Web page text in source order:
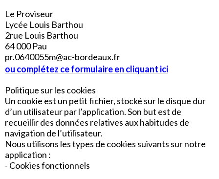
Le Proviseur
Lycée Louis Barthou
2rue Louis Barthou
64 000 Pau
pr.0640055m@ac-bordeaux.fr
ou complétez ce formulaire en cliquant ici
Politique sur les cookies
Un cookie est un petit fichier, stocké sur le disque dur
d’un utilisateur par l’application. Son but est de
recueillir des données relatives aux habitudes de
navigation de l’utilisateur.
Nous utilisons les types de cookies suivants sur notre
application :
- Cookies fonctionnels